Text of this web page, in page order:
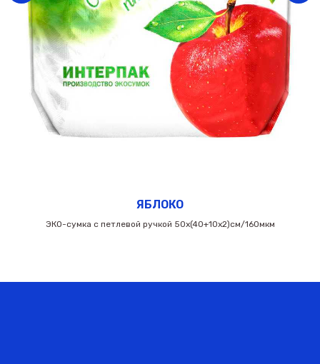
ЯБЛОКО
ЭКО-сумка с петлевой ручкой 50х(40+10х2)см/160мкм